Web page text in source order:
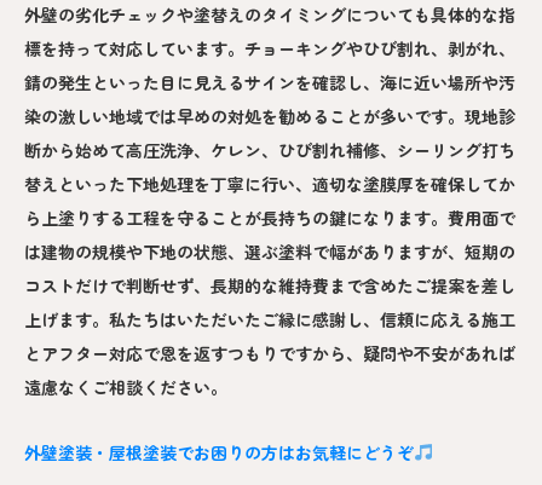
外壁の劣化チェックや塗替えのタイミングについても具体的な指
標を持って対応しています。チョーキングやひび割れ、剥がれ、
錆の発生といった目に見えるサインを確認し、海に近い場所や汚
染の激しい地域では早めの対処を勧めることが多いです。現地診
断から始めて高圧洗浄、ケレン、ひび割れ補修、シーリング打ち
替えといった下地処理を丁寧に行い、適切な塗膜厚を確保してか
ら上塗りする工程を守ることが長持ちの鍵になります。費用面で
は建物の規模や下地の状態、選ぶ塗料で幅がありますが、短期の
コストだけで判断せず、長期的な維持費まで含めたご提案を差し
上げます。私たちはいただいたご縁に感謝し、信頼に応える施工
とアフター対応で恩を返すつもりですから、疑問や不安があれば
遠慮なくご相談ください。
外壁塗装・屋根塗装でお困りの方はお気軽にどうぞ